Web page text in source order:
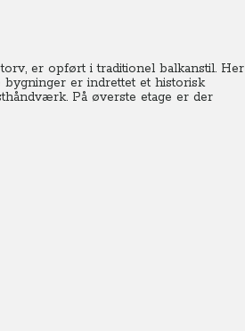
er opført i traditionel balkanstil. Her
er indrettet et historisk
På øverste etage er der